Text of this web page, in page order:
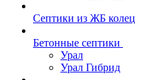
Септики из ЖБ колец
Бетонные септики
Урал
Урал Гибрид